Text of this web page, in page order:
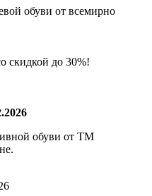
обуви от всемирно
скидкой до 30%!
обуви от ТМ